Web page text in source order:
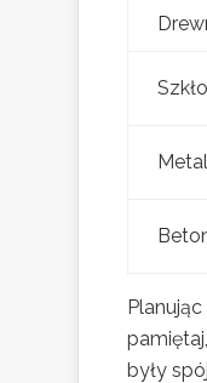
Szkło
Metal
były